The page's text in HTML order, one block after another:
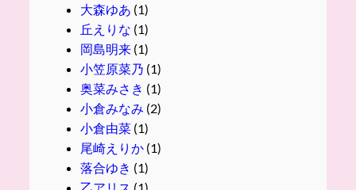
大森ゆあ (1)
丘えりな (1)
岡島明来(1)
小笠原菜乃 (1)
奥菜みさき (1)
小倉みなみ (2)
小倉由菜(1)
尾崎えりか(1)
落合ゆき (1)